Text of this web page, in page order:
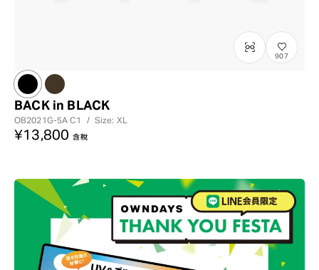
907
BACK in BLACK
OB2021G-5AC1 / Size: XL
¥13,800 含稅